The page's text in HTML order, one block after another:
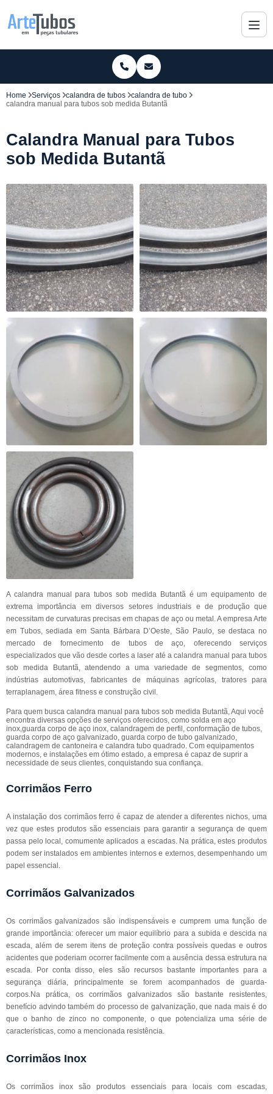
Home Serviços calandra de tubos
calandra de tubo
calandra manual para tubos sob medida Butantã
Calandra Manual para Tubos
sob Medida Butantã
A calandra manual para tubos sob medida Butantã é um equipamento de
extrema importância em diversos setores industriais e de produção que
necessitam de curvaturas precisas em chapas de aço ou metal. A empresa Arte
em Tubos, sediada em Santa Bárbara D’Oeste, São Paulo, se destaca no
mercado de fornecimento de tubos de aço, oferecendo serviços
especializados que vão desde cortes a laser até a calandra manual para tubos
sob medida Butantã, atendendo a uma variedade de segmentos, como
indústrias automotivas, fabricantes de máquinas agrícolas, tratores para
terraplanagem, área fitness e construção civil.
Para quem busca calandra manual para tubos sob medida Butantã, Aqui você
encontra diversas opções de serviços oferecidos, como solda em aço
inox,guarda corpo de aço inox, calandragem de perfil, conformação de tubos,
guarda corpo de aço galvanizado, guarda corpo de tubo galvanizado,
calandragem de cantoneira e calandra tubo quadrado. Com equipamentos
modernos, e instalações em ótimo estado, a empresa é capaz de suprir a
necessidade de seus clientes, conquistando sua confiança.
Corrimãos Ferro
A instalação dos corrimãos ferro é capaz de atender a diferentes nichos, uma
vez que estes produtos são essenciais para garantir a segurança de quem
passa pelo local, comumente aplicados a escadas. Na prática, estes produtos
podem ser instalados em ambientes internos e externos, desempenhando um
papel essencial.
Corrimãos Galvanizados
Os corrimãos galvanizados são indispensáveis e cumprem uma função de
grande importância: oferecer um maior equilíbrio para a subida e descida na
escada, além de serem itens de proteção contra possíveis quedas e outros
acidentes que poderiam ocorrer facilmente com a ausência dessa estrutura na
escada. Por conta disso, eles são recursos bastante importantes para a
segurança diária, principalmente se forem acompanhados de guarda-
corpos.Na prática, os corrimãos galvanizados são bastante resistentes,
benefício advindo também do processo de galvanização, que nada mais é do
que o banho de zinco no componente, o que potencializa uma série de
características, como a mencionada resistência.
Corrimãos Inox
Os corrimãos inox são produtos essenciais para locais com escadas,